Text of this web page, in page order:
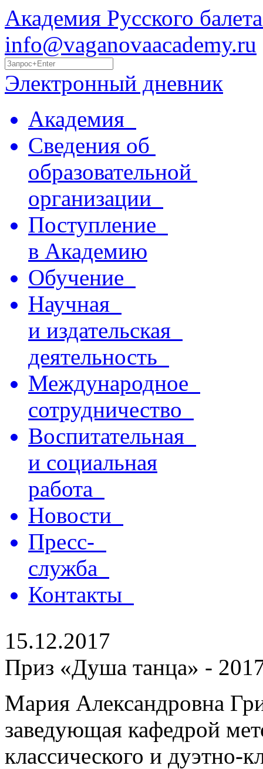
Академия Русского
info@vaganovaacademy.ru
Электронный дневник
Академия
Сведения об
образовательной
организации
Поступление
в Академию
Обучение
Научная
и издательская
деятельность
Международное
сотрудничество
Воспитательная
и социальная
работа
Новости
Пресс-
служба
Контакты
15.12.2017
Приз «Душа танца» -
Мария Александровна
заведующая кафедрой
классического и дуэтно-